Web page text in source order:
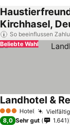
Kirchhasel,
So beeinflussen
Beliebte Wahl
3 SterneHotel
Landhotel &
8,0 Sehr gut 1.641